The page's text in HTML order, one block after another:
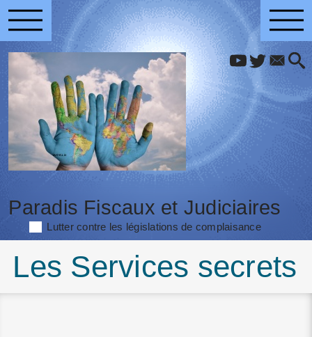
Paradis Fiscaux et Judiciaires
Lutter contre les législations de complaisance
Les Services secrets